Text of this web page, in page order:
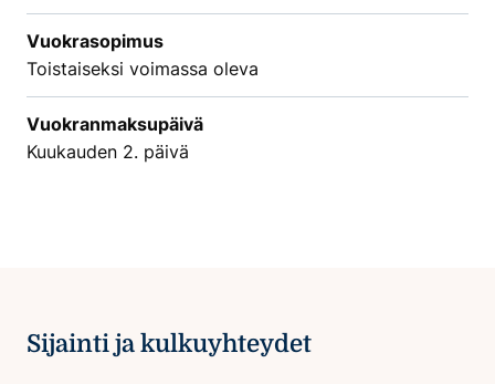
Vuokrasopimus
Toistaiseksi voimassa oleva
Vuokranmaksupäivä
Kuukauden 2. päivä
Sijainti ja kulkuyhteydet